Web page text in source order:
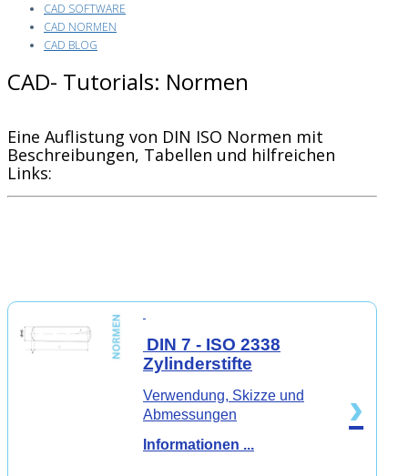
CAD SOFTWARE
CAD NORMEN
CAD BLOG
CAD- Tutorials: Normen
Eine Auflistung von DIN ISO Normen mit
Beschreibungen, Tabellen und hilfreichen
Links:
DIN 7 - ISO 2338
Zylinderstifte
Verwendung, Skizze und
Abmessungen
Informationen ...
›